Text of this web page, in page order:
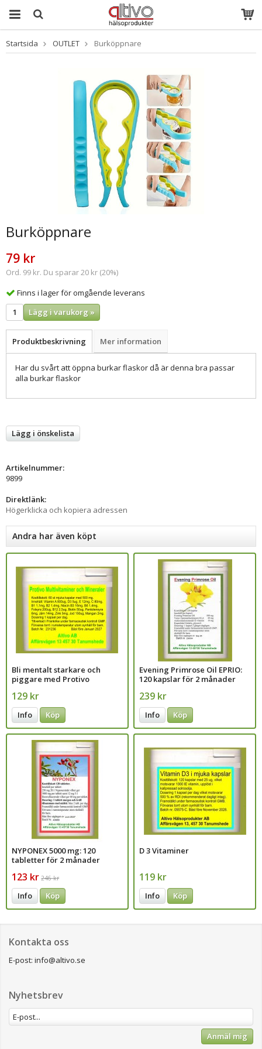
Produkten har
blivit tillagd i
Startsida OUTLET Burköppnare
Burköppnare
79 kr
Ord. 99 kr. Du sparar 20 kr (20%)
Finns i lager för omgående leverans
Lägg i varukorg »
Produktbeskrivning Mer information
Har du svårt att öppna burkar flaskor då är denna bra passar
alla burkar flaskor
Lägg i önskelista
Artikelnummer:
9899
Direktlänk:
Högerklicka och kopiera adressen
Andra har även köpt
Bli mentalt starkare och
piggare med Protivo
129 kr
Info Köp
Evening Primrose Oil EPRIO:
120 kapslar för 2 månader
239 kr
Info Köp
NYPONEX 5000 mg: 120
tabletter för 2 månader
123 kr 246 kr
Info Köp
D 3 Vitaminer
119 kr
Info Köp
Kontakta oss
E-post: info@altivo.se
Nyhetsbrev
Anmäl mig